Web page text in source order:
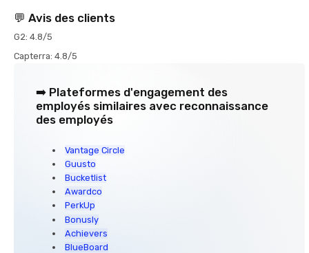
💬 Avis des clients
G2: 4.8/5
Capterra: 4.8/5
➡️ Plateformes d'engagement des
employés similaires avec reconnaissance
des employés
Vantage Circle
Guusto
Bucketlist
Awardco
PerkUp
Bonusly
Achievers
BlueBoard